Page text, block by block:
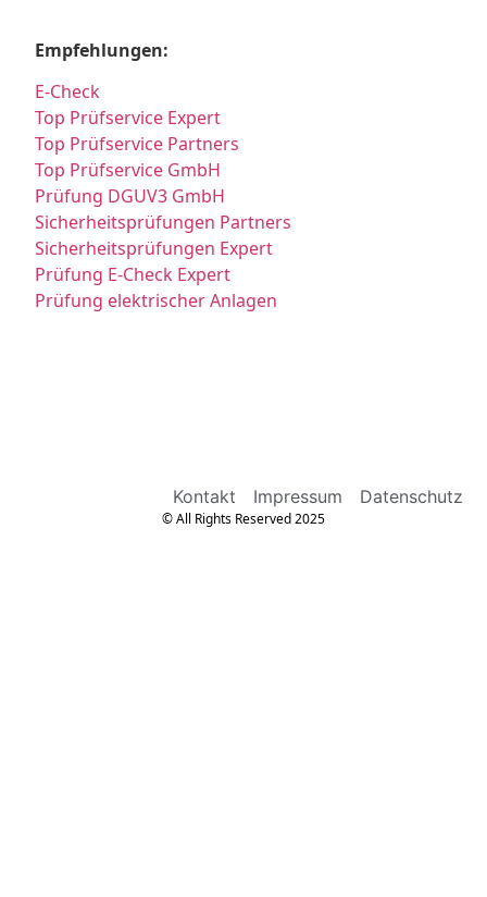
Empfehlungen:
E-Check
Top Prüfservice Expert
Top Prüfservice Partners
Top Prüfservice GmbH
Prüfung DGUV3 GmbH
Sicherheitsprüfungen Partners
Sicherheitsprüfungen Expert
Prüfung E-Check Expert
Prüfung elektrischer Anlagen
Kontakt Impressum Datenschutz
© All Rights Reserved 2025